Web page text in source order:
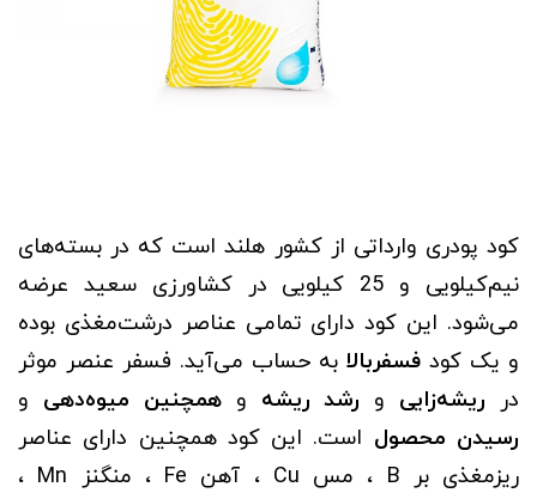
کود پودری وارداتی از کشور هلند است که در بسته‌های
نیم‌کیلویی و 25 کیلویی در کشاورزی سعید عرضه
می‌شود. این کود دارای تمامی عناصر درشت‌مغذی بوده
و یک کود فسفر‌بالا به حساب می‌آید. فسفر عنصر موثر
در ریشه‌زایی و رشد ریشه و همچنین میوه‌دهی و
رسیدن محصول است. این کود همچنین دارای عناصر
ریزمغذی بر B ، مس Cu ، آهن Fe ، منگنز Mn ،